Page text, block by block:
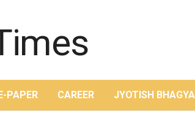
PAPER CAREER JYOTISH BHAGYA